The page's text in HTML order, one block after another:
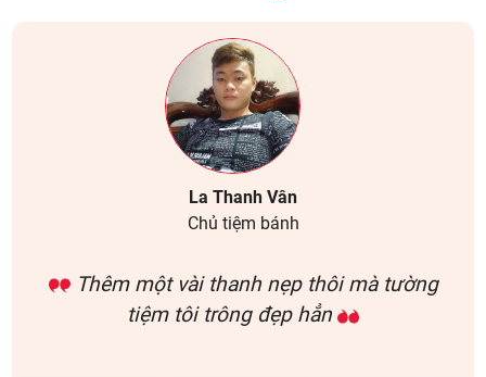
La Thanh Vân
Chủ tiệm bánh
Thêm một vài thanh nẹp thôi mà tường
tiệm tôi trông đẹp hẳn